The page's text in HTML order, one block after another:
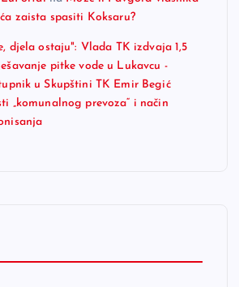
zaista spasiti Koksaru?
djela ostaju": Vlada TK izdvaja 1,5
pitke vode u Lukavcu -
u Skupštini TK Emir Begić
„komunalnog prevoza“ i način